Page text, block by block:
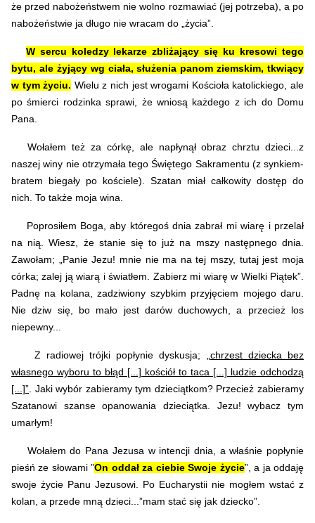
że przed nabożeństwem nie wolno rozmawiać (jej potrzeba), a po
nabożeństwie ja długo nie wracam do „życia”.
W sercu koledzy lekarze zbliżający się ku kresowi tego
bytu, ale żyjący wg ciała, służenia panom ziemskim, tkwiący
w tym życiu. Wielu z nich jest wrogami Kościoła katolickiego, ale
po śmierci rodzinka sprawi, że wniosą każdego z ich do Domu
Pana.
Wołałem też za córkę, ale napłynął obraz chrztu dzieci...z
naszej winy nie otrzymała tego Świętego Sakramentu (z synkiem-
bratem biegały po kościele). Szatan miał całkowity dostęp do
nich. To także moja wina.
Poprosiłem Boga, aby któregoś dnia zabrał mi wiarę i przelał
na nią. Wiesz, że stanie się to już na mszy następnego dnia.
Zawołam; „Panie Jezu! mnie nie ma na tej mszy, tutaj jest moja
córka; zalej ją wiarą i światłem. Zabierz mi wiarę w Wielki Piątek”.
Padnę na kolana, zadziwiony szybkim przyjęciem mojego daru.
Nie dziw się, bo mało jest darów duchowych, a przecież los
niepewny...
Z radiowej trójki popłynie dyskusja; „ chrzest dziecka bez
własnego wyboru to błąd [...] kościół to taca [...] ludzie odchodzą
[...]” . Jaki wybór zabieramy tym dzieciątkom? Przecież zabieramy
Szatanowi szanse opanowania dzieciątka. Jezu! wybacz tym
umarłym!
Wołałem do Pana Jezusa w intencji dnia, a właśnie popłynie
pieśń ze słowami ”On oddał za ciebie Swoje życie”, a ja oddaję
swoje życie Panu Jezusowi. Po Eucharystii nie mogłem wstać z
kolan, a przede mną dzieci...”mam stać się jak dziecko”.